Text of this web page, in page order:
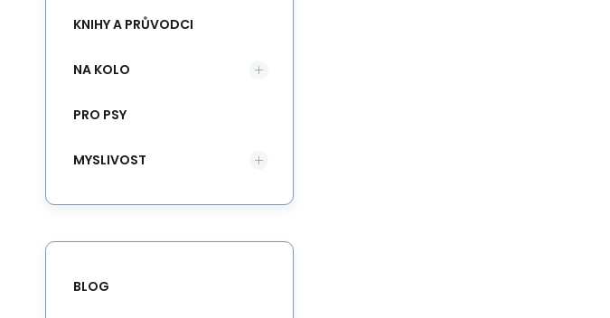
KNIHY A PRŮVODCI
NA KOLO
PRO PSY
MYSLIVOST
BLOG